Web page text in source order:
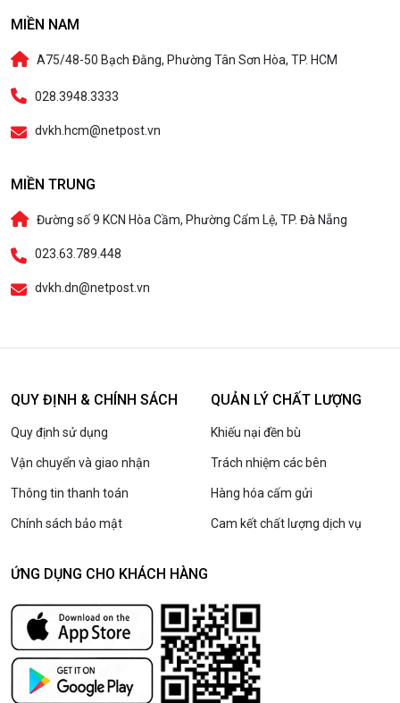
MIỀN NAM
A75/48-50 Bạch Đằng, Phường Tân Sơn Hòa, TP. HCM
028.3948.3333
dvkh.hcm@netpost.vn
MIỀN TRUNG
Đường số 9 KCN Hòa Cầm, Phường Cẩm Lệ, TP. Đà Nẵng
023.63.789.448
dvkh.dn@netpost.vn
QUY ĐỊNH & CHÍNH SÁCH
Quy định sử dụng
Vận chuyển và giao nhận
Thông tin thanh toán
Chính sách bảo mật
QUẢN LÝ CHẤT LƯỢNG
Khiếu nại đền bù
Trách nhiệm các bên
Hàng hóa cấm gửi
Cam kết chất lượng dịch vụ
ỨNG DỤNG CHO KHÁCH HÀNG